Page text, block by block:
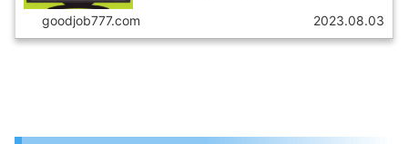
7月15日（土）37月18日（火）27月27日
goodjob777.com 2023.08.03